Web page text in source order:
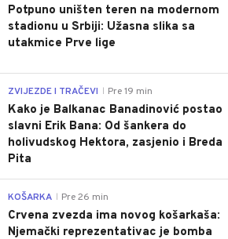
Potpuno uništen teren na modernom
stadionu u Srbiji: Užasna slika sa
utakmice Prve lige
ZVIJEZDE I TRAČEVI Pre 19 min
Kako je Balkanac Banadinović postao
slavni Erik Bana: Od šankera do
holivudskog Hektora, zasjenio i Breda
Pita
KOŠARKA Pre 26 min
Crvena zvezda ima novog košarkaša:
Njemački reprezentativac je bomba